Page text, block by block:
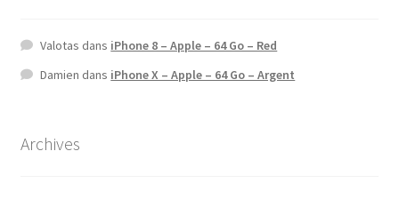
Valotas dans iPhone 8 – Apple – 64 Go – Red
Damien dans iPhone X – Apple – 64 Go – Argent
Archives